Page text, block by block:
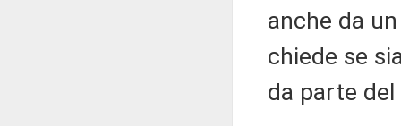
anche da
chiede se
da parte del